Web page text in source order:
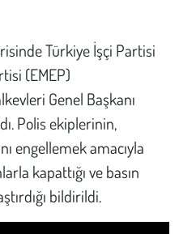
Türkiye İşçi Partisi
(EMEP)
Genel Başkanı
Polis ekiplerinin,
engellemek amacıyla
kapattığı ve basın
bildirildi.